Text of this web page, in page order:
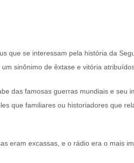
que se interessam pela história da
sinônimo de êxtase e vitória
das famosas guerras mundiais e seu
que familiares ou historiadores que
eram excassas, e o rádio era o mais